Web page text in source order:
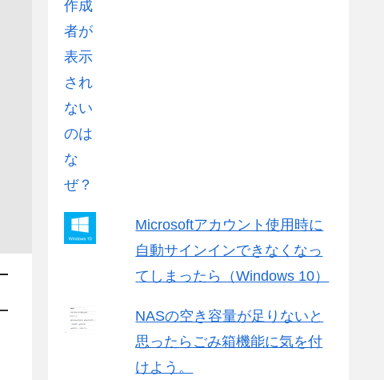
Microsoftアカウント使用時に
自動サインインできなくなっ
てしまったら（Windows 10）
NASの空き容量が足りないと
思ったらごみ箱機能に気を付
けよう。